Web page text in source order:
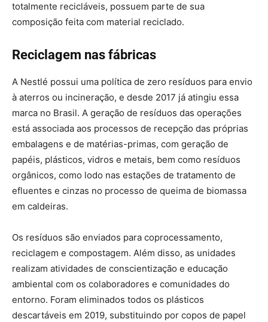
totalmente recicláveis, possuem parte de sua
composição feita com material reciclado.
Reciclagem nas fábricas
A Nestlé possui uma política de zero resíduos para envio
à aterros ou incineração, e desde 2017 já atingiu essa
marca no Brasil. A geração de resíduos das operações
está associada aos processos de recepção das próprias
embalagens e de matérias-primas, com geração de
papéis, plásticos, vidros e metais, bem como resíduos
orgânicos, como lodo nas estações de tratamento de
efluentes e cinzas no processo de queima de biomassa
em caldeiras.
Os resíduos são enviados para coprocessamento,
reciclagem e compostagem. Além disso, as unidades
realizam atividades de conscientização e educação
ambiental com os colaboradores e comunidades do
entorno. Foram eliminados todos os plásticos
descartáveis em 2019, substituindo por copos de papel